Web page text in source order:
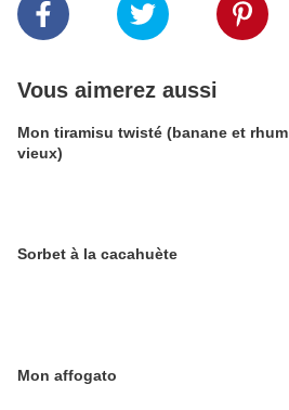
Vous aimerez aussi
Mon tiramisu twisté (banane et rhum
vieux)
Sorbet à la cacahuète
Mon affogato